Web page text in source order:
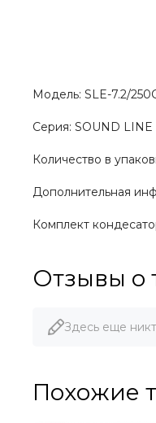
Модель: SLE-7.2/
Серия: SOUND LINE
Количество в
Дополнительная
Комплект
Отзывы о
Здесь еще
Похожие